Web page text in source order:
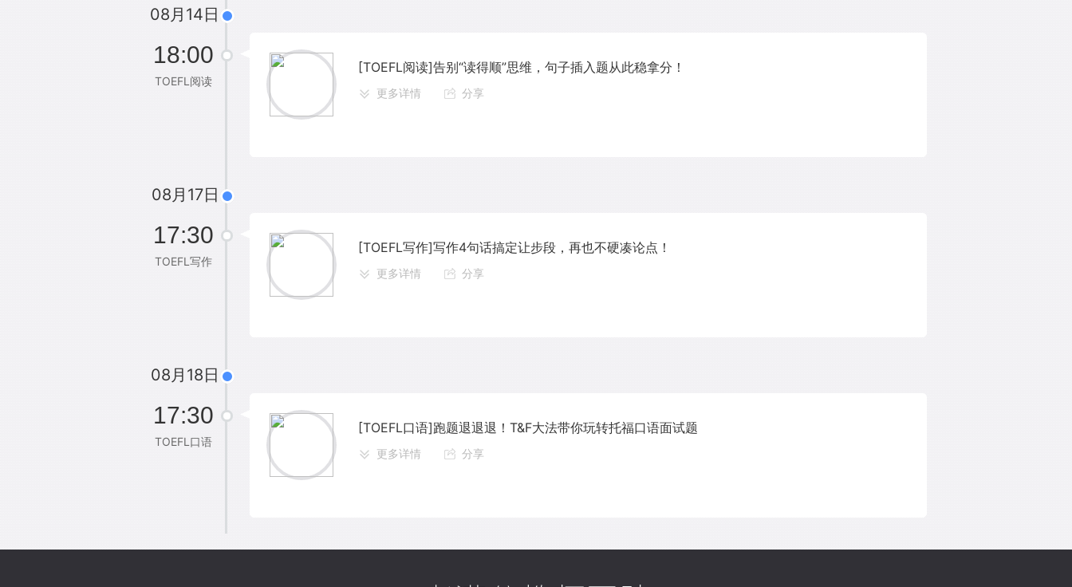
08月14日
18:00
TOEFL阅读
[TOEFL阅读]告别“读得顺”思维，句子插入题从此稳拿分！
更多详情 分享
08月17日
17:30
TOEFL写作
[TOEFL写作]写作4句话搞定让步段，再也不硬凑论点！
更多详情 分享
08月18日
17:30
TOEFL口语
[TOEFL口语]跑题退退退！T&F⼤法带你玩转托福⼝语⾯试题
更多详情 分享